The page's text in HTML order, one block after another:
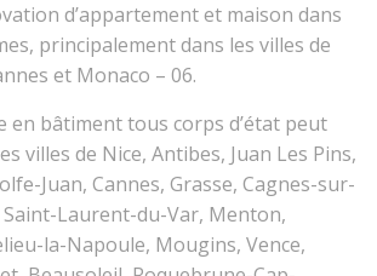
d’appartement et maison dans
principalement dans les villes de
et Monaco – 06.
bâtiment tous corps d’état peut
villes de Nice, Antibes, Juan Les Pins,
Juan, Cannes, Grasse, Cagnes-sur-
Laurent-du-Var, Menton,
la-Napoule, Mougins, Vence,